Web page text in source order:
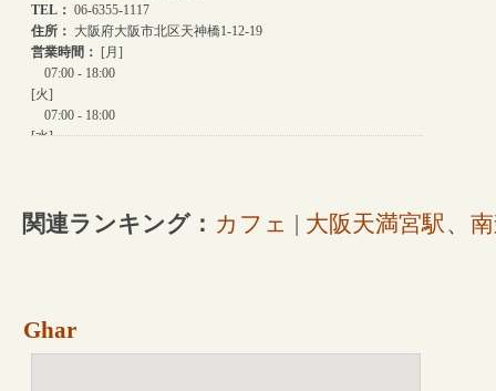
関連ランキング： カフェ | 大阪天満宮駅、
Ghar